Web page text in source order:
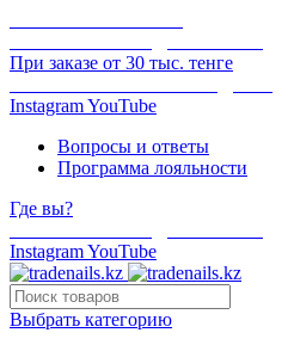
При заказе от 30 тыс. тенге
InstagramYouTube
Вопросы и ответы
Программа лояльности
Где вы?
InstagramYouTube
Выбрать категорию